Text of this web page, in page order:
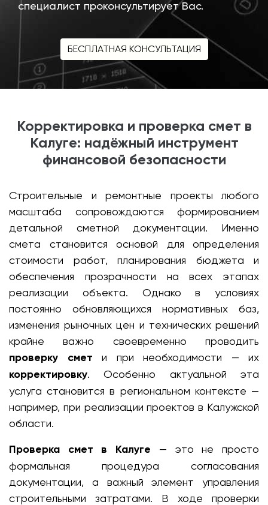
специалист проконсультирует Вас.
БЕСПЛАТНАЯ КОНСУЛЬТАЦИЯ
Корректировка и проверка смет в
Калуге: надёжный инструмент
финансовой безопасности
Строительные и ремонтные проекты любого
масштаба сопровождаются формированием
детальной сметной документации. Именно
смета становится основой для определения
стоимости работ, планирования бюджета и
обеспечения прозрачности на всех этапах
реализации объекта. Однако в условиях
постоянно обновляющихся нормативных баз,
изменения рыночных цен и технических решений
крайне важно своевременно проводить
проверку смет и при необходимости — их
корректировку. Особенно актуальной эта
услуга становится в региональном контексте —
например, при реализации проектов в Калужской
области.
Проверка смет в Калуге — это не просто
формальная процедура согласования
документации, а важный элемент управления
строительными затратами. В ходе проверки